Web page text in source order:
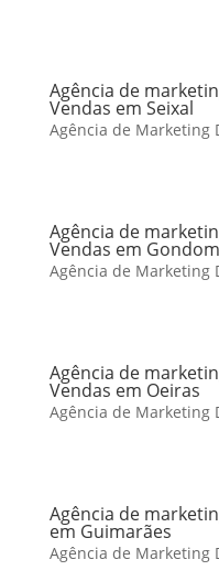
Agência de
Vendas em Seixal
Agência de Marketing
Agência de
Vendas em
Agência de Marketing
Agência de
Vendas em Oeiras
Agência de Marketing
Agência de
em Guimarães
Agência de Marketing